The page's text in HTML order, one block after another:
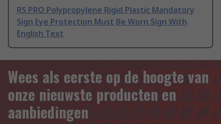
RS PRO Polypropylene Rigid Plastic Mandatory
Sign Eye Protection Must Be Worn Sign With
English Text
Wees als eerste op de hoogte van
onze nieuwste producten en
aanbiedingen